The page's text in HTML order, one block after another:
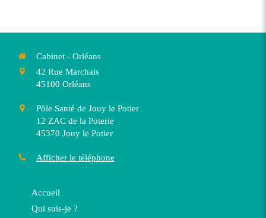
Accueil
Qui suis-je ?
Cabinet - Orléans
42 Rue Marchais
45100 Orléans
Pôle Santé de Jouy le Potier
12 ZAC de la Poterie
45370 Jouy le Potier
Afficher le téléphone